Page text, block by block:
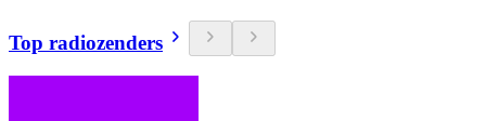
Top radiozenders